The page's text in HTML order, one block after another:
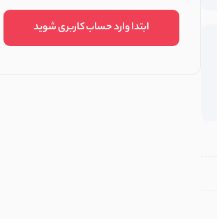
ابتدا وارد حساب کاربری شوید